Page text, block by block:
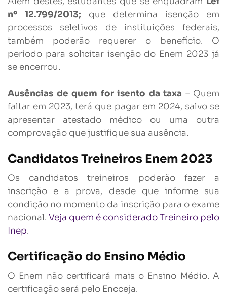
nº 12.799/2013; que determina isenção em
processos seletivos de instituições federais,
também poderão requerer o benefício. O
período para solicitar isenção do Enem 2023 já
se encerrou.
Ausências de quem for isento da taxa – Quem
faltar em 2023, terá que pagar em 2024, salvo se
apresentar atestado médico ou uma outra
comprovação que justifique sua ausência.
Candidatos Treineiros Enem 2023
Os candidatos treineiros poderão fazer a
inscrição e a prova, desde que informe sua
condição no momento da inscrição para o exame
nacional. Veja quem é considerado Treineiro pelo
Inep.
Certificação do Ensino Médio
O Enem não certificará mais o Ensino Médio. A
certificação será pelo Encceja.